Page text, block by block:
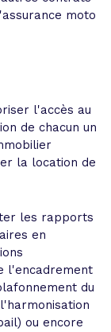
moto
l'accès au
de chacun un
la location de
les rapports
en
l'encadrement
du
ou encore